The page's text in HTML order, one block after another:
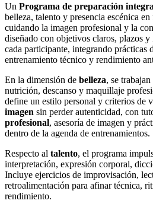
Un Programa de preparación
belleza, talento y presencia escénica
cuidando la imagen profesional y la
diseñado con objetivos claros, plazos y
cada participante, integrando prácticas
entrenamiento técnico y rendimiento
En la dimensión de belleza, se
nutrición, descanso y maquillaje
define un estilo personal y criterios de
imagen sin perder autenticidad, con
profesional, asesoría de imagen y
dentro de la agenda de entrenamientos.
Respecto al talento, el programa
interpretación, expresión corporal,
Incluye ejercicios de improvisación,
retroalimentación para afinar técnica,
rendimiento.